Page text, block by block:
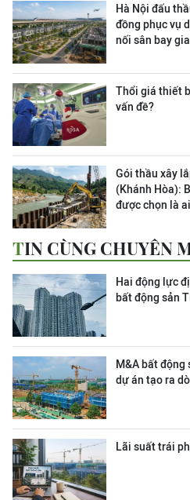
Hà Nội đấu
đồng phục vụ
nối sân bay
Thổi giá thiết
vấn đề?
Gói thầu xây
(Khánh Hòa):
được chọn là
TIN CÙNG CHUYÊN
Hai động lực
bất động sản
M&A bất động
dự án tạo ra
Lãi suất trái